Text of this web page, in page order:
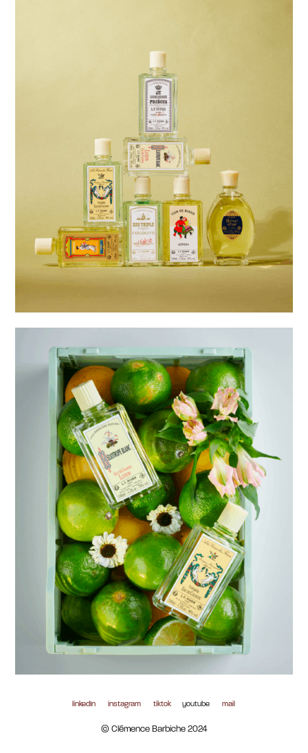
makes your nails Cagole
réservations Balenciaga
Balenciaga makes your
nails Cagole
footer good
Typology.
linkedIn instagram tiktok youtube mail
© Clémence Barbiche 2024